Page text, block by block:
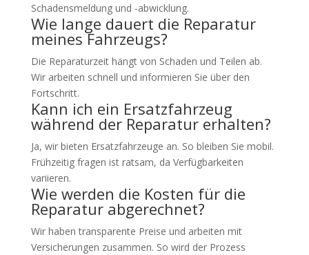
Schadensmeldung und -abwicklung.
Wie lange dauert die Reparatur
meines Fahrzeugs?
Die Reparaturzeit hängt von Schaden und Teilen ab.
Wir arbeiten schnell und informieren Sie über den
Fortschritt.
Kann ich ein Ersatzfahrzeug
während der Reparatur erhalten?
Ja, wir bieten Ersatzfahrzeuge an. So bleiben Sie mobil.
Frühzeitig fragen ist ratsam, da Verfügbarkeiten
variieren.
Wie werden die Kosten für die
Reparatur abgerechnet?
Wir haben transparente Preise und arbeiten mit
Versicherungen zusammen. So wird der Prozess